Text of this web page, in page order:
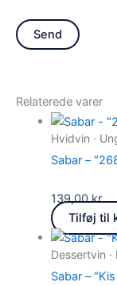
Relaterede varer
Hvidvin ·
Sabar –
139,00kr.
Tilføj til
Dessertvin ·
Sabar –